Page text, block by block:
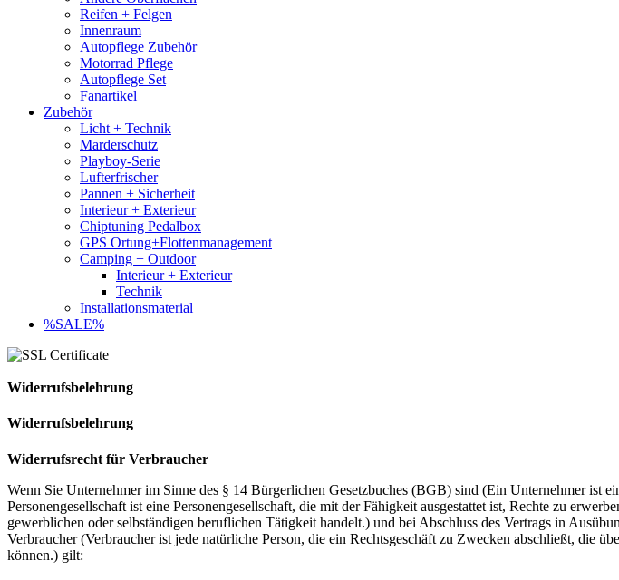
Reifen + Felgen
Innenraum
Autopflege Zubehör
Motorrad Pflege
Autopflege Set
Fanartikel
Zubehör
Licht + Technik
Marderschutz
Playboy-Serie
Lufterfrischer
Pannen + Sicherheit
Interieur + Exterieur
Chiptuning Pedalbox
GPS Ortung+Flottenmanagement
Camping + Outdoor
Interieur + Exterieur
Technik
Installationsmaterial
%SALE%
Widerrufsbelehrung
Widerrufsbelehrung
Widerrufsrecht für Verbraucher
Wenn Sie Unternehmer im Sinne des § 14 Bürgerlichen Gesetzbuches (BGB) sind (Ein Unternehmer ist
Personengesellschaft ist eine Personengesellschaft, die mit der Fähigkeit ausgestattet ist, Rechte zu
gewerblichen oder selbständigen beruflichen Tätigkeit handelt.) und bei Abschluss des Vertrags in
Verbraucher (Verbraucher ist jede natürliche Person, die ein Rechtsgeschäft zu Zwecken abschließt, die
können.) gilt: